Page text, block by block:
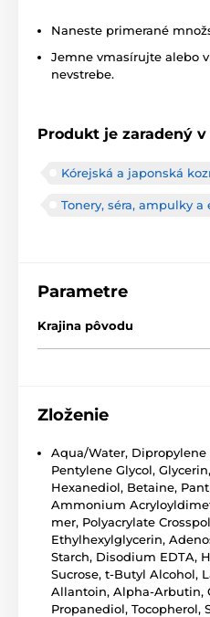
Naneste primerané
Jemne vmasírujte alebo
nevstrebe.
Produkt je zaradený
Kórejská a japonská
Tonery, séra, ampulky a
Parametre
Krajina pôvodu
Zloženie
Aqua/Water, Dipropylene
Pentylene Glycol,
Hexanediol, Betaine,
Ammonium
mer, Polyacrylate
Ethylhexylglycerin,
Starch, Disodium EDTA,
Sucrose, t-Butyl Alcohol,
Allantoin, Alpha-Arbutin,
Propanediol, Tocopherol,